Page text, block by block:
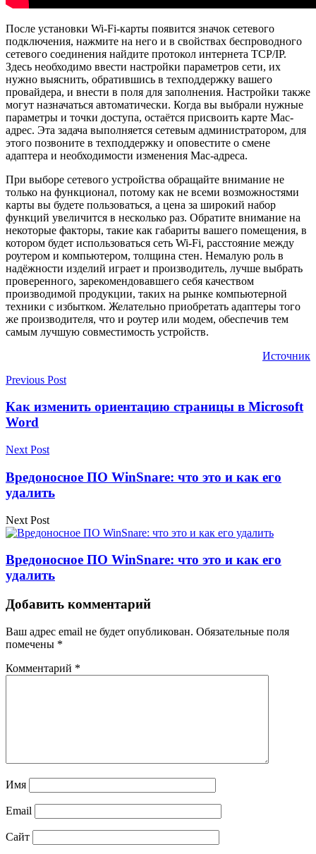
После установки Wi-Fi-карты появится значок сетевого
подключения, нажмите на него и в свойствах беспроводного
сетевого соединения найдите протокол интернета TCP/IP.
Здесь необходимо ввести настройки параметров сети, их
нужно выяснить, обратившись в техподдержку вашего
провайдера, и внести в поля для заполнения. Настройки также
могут назначаться автоматически. Когда вы выбрали нужные
параметры и точки доступа, остаётся присвоить карте Mac-
адрес. Эта задача выполняется сетевым администратором, для
этого позвоните в техподдержку и оповестите о смене
адаптера и необходимости изменения Mac-адреса.
При выборе сетевого устройства обращайте внимание не
только на функционал, потому как не всеми возможностями
карты вы будете пользоваться, а цена за широкий набор
функций увеличится в несколько раз. Обратите внимание на
некоторые факторы, такие как габариты вашего помещения, в
котором будет использоваться сеть Wi-Fi, расстояние между
роутером и компьютером, толщина стен. Немалую роль в
надёжности изделий играет и производитель, лучше выбрать
проверенного, зарекомендовавшего себя качеством
производимой продукции, таких на рынке компьютерной
техники с избытком. Желательно приобретать адаптеры того
же производителя, что и роутер или модем, обеспечив тем
самым лучшую совместимость устройств.
Источник
Previous Post
Как изменить ориентацию страницы в Microsoft
Word
Next Post
Вредоносное ПО WinSnare: что это и как его
удалить
Next Post
Вредоносное ПО WinSnare: что это и как его
удалить
Добавить комментарий
Ваш адрес email не будет опубликован. Обязательные поля
помечены *
Комментарий *
Имя
Email
Сайт